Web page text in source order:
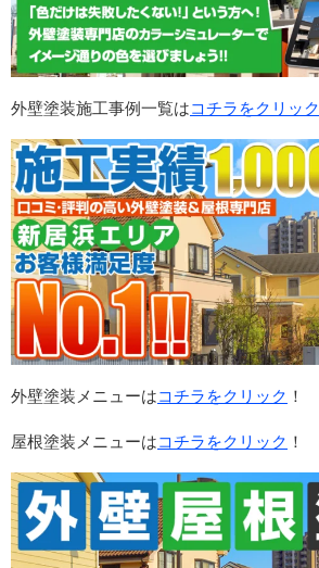
外壁塗装施工事例一覧はコチラをクリック
外壁塗装メニューはコチラをクリック ！
屋根塗装メニューはコチラをクリック ！